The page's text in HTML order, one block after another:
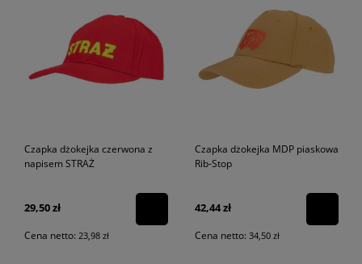
Czapka dżokejka czerwona z
napisem STRAŻ
29,50 zł
Cena netto: 23,98 zł
Czapka dżokejka MDP piaskowa
Rib-Stop
42,44 zł
Cena netto: 34,50 zł